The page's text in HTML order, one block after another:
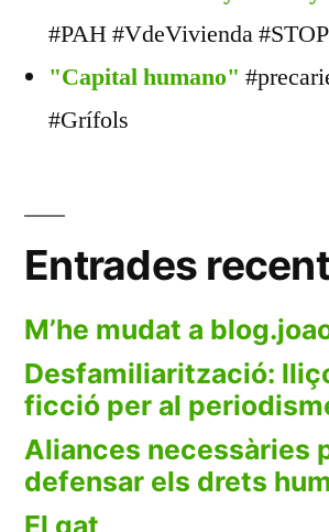
#PAH #VdeVivienda
"Capital humano"
#Grífols
Entrades
M’he mudat a
Desfamiliarització:
ficció per al
Aliances necessàries
defensar els drets
El gat